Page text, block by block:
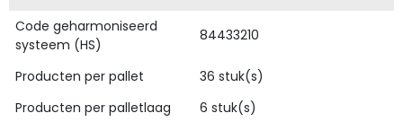
Code geharmoniseerd
systeem (HS)
84433210
Producten per pallet
36 stuk(s)
Producten per palletlaag
6 stuk(s)